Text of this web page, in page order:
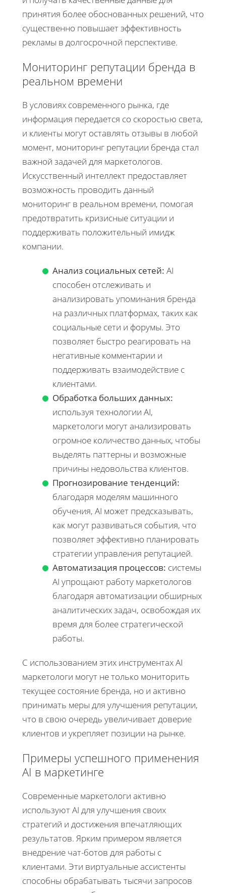
принятия более обоснованных решений, что
существенно повышает эффективность
рекламы в долгосрочной перспективе.
Мониторинг репутации бренда в
реальном времени
В условиях современного рынка, где
информация передается со скоростью света,
и клиенты могут оставлять отзывы в любой
момент, мониторинг репутации бренда стал
важной задачей для маркетологов.
Искусственный интеллект предоставляет
возможность проводить данный
мониторинг в реальном времени, помогая
предотвратить кризисные ситуации и
поддерживать положительный имидж
компании.
Анализ социальных сетей: AI
способен отслеживать и
анализировать упоминания бренда
на различных платформах, таких как
социальные сети и форумы. Это
позволяет быстро реагировать на
негативные комментарии и
поддерживать взаимодействие с
клиентами.
Обработка больших данных:
используя технологии AI,
маркетологи могут анализировать
огромное количество данных, чтобы
выделять паттерны и возможные
причины недовольства клиентов.
Прогнозирование тенденций:
благодаря моделям машинного
обучения, AI может предсказывать,
как могут развиваться события, что
позволяет эффективно планировать
стратегии управления репутацией.
Автоматизация процессов: системы
AI упрощают работу маркетологов
благодаря автоматизации обширных
аналитических задач, освобождая их
время для более стратегической
работы.
С использованием этих инструментах AI
маркетологи могут не только мониторить
текущее состояние бренда, но и активно
принимать меры для улучшения репутации,
что в свою очередь увеличивает доверие
клиентов и укрепляет позиции на рынке.
Примеры успешного применения
AI в маркетинге
Современные маркетологи активно
используют AI для улучшения своих
стратегий и достижения впечатляющих
результатов. Ярким примером является
внедрение чат-ботов для работы с
клиентами. Эти виртуальные ассистенты
способны обрабатывать тысячи запросов